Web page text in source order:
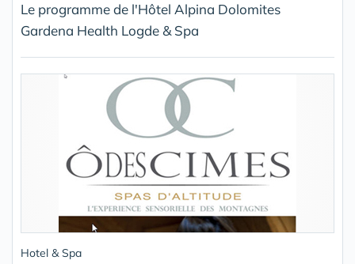
Le programme de l'Hôtel Alpina Dolomites
Gardena Health Logde & Spa
Hotel & Spa